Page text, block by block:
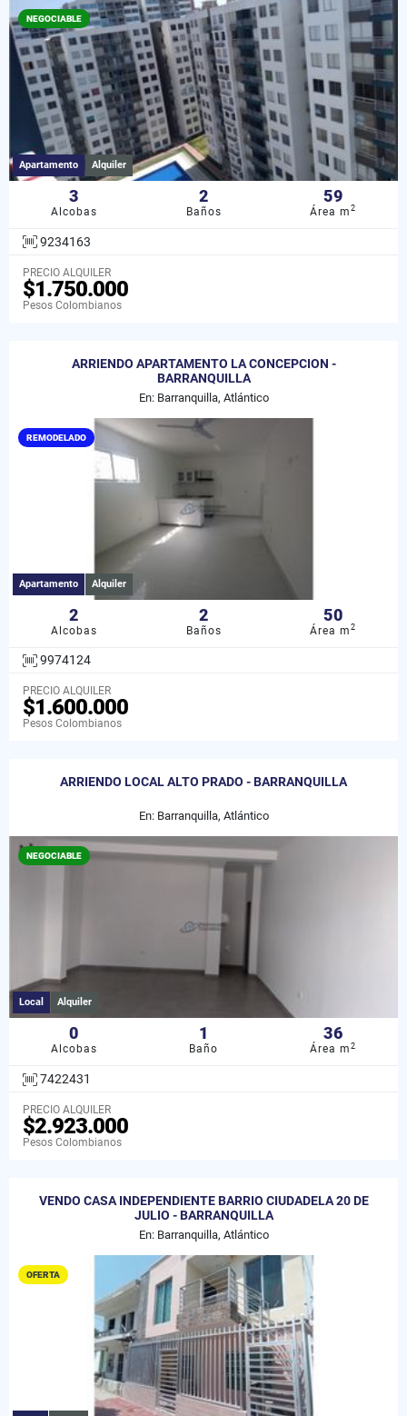
NEGOCIABLE
Apartamento Alquiler
3
Alcobas
2
Baños
59
Área m2
9234163
PRECIO ALQUILER
$1.750.000
Pesos Colombianos
ARRIENDO APARTAMENTO LA CONCEPCION -
BARRANQUILLA
En: Barranquilla, Atlántico
REMODELADO
Apartamento Alquiler
2
Alcobas
2
Baños
50
Área m2
9974124
PRECIO ALQUILER
$1.600.000
Pesos Colombianos
ARRIENDO LOCAL ALTO PRADO - BARRANQUILLA
En: Barranquilla, Atlántico
NEGOCIABLE
Local Alquiler
0
Alcobas
1
Baño
36
Área m2
7422431
PRECIO ALQUILER
$2.923.000
Pesos Colombianos
VENDO CASA INDEPENDIENTE BARRIO CIUDADELA 20 DE
JULIO - BARRANQUILLA
En: Barranquilla, Atlántico
OFERTA